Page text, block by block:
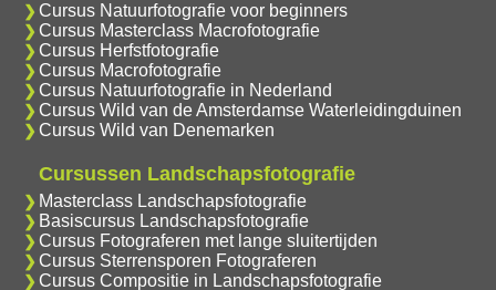
Cursus Natuurfotografie voor beginners
Cursus Masterclass Macrofotografie
Cursus Herfstfotografie
Cursus Macrofotografie
Cursus Natuurfotografie in Nederland
Cursus Wild van de Amsterdamse Waterleidingduinen
Cursus Wild van Denemarken
Cursussen Landschapsfotografie
Masterclass Landschapsfotografie
Basiscursus Landschapsfotografie
Cursus Fotograferen met lange sluitertijden
Cursus Sterrensporen Fotograferen
Cursus Compositie in Landschapsfotografie